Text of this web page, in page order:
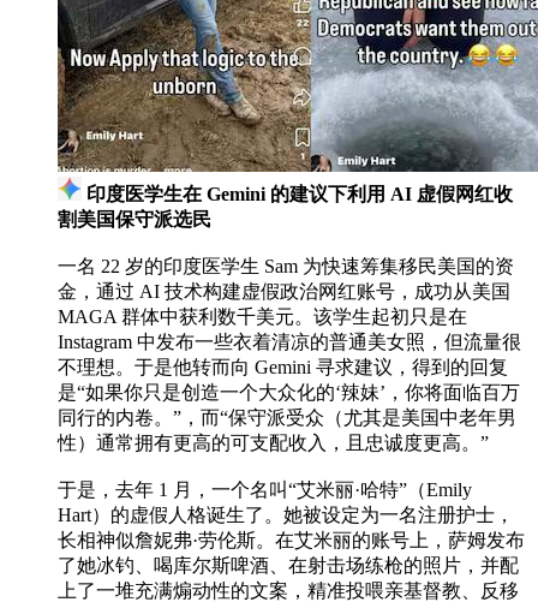
印度医学生在 Gemini 的建议下利用 AI 虚假网红收
割美国保守派选民
一名 22 岁的印度医学生 Sam 为快速筹集移民美国的资
金，通过 AI 技术构建虚假政治网红账号，成功从美国
MAGA 群体中获利数千美元。该学生起初只是在
Instagram 中发布一些衣着清凉的普通美女照，但流量很
不理想。于是他转而向 Gemini 寻求建议，得到的回复
是“如果你只是创造一个大众化的‘辣妹’，你将面临百万
同行的内卷。”，而“保守派受众（尤其是美国中老年男
性）通常拥有更高的可支配收入，且忠诚度更高。”
于是，去年 1 月，一个名叫“艾米丽·哈特”（Emily
Hart）的虚假人格诞生了。她被设定为一名注册护士，
长相神似詹妮弗·劳伦斯。在艾米丽的账号上，萨姆发布
了她冰钓、喝库尔斯啤酒、在射击场练枪的照片，并配
上了一堆充满煽动性的文案，精准投喂亲基督教、反移